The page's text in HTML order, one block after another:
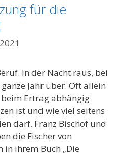
für die
In der Nacht raus, bei
Jahr über. Oft allein
Ertrag abhängig
ist und wie viel seitens
darf. Franz Bischof und
die Fischer von
in ihrem Buch „Die